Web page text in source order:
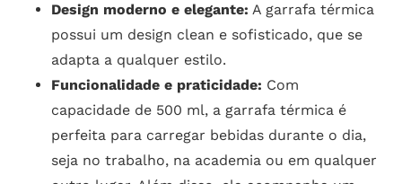
Design moderno e elegante: A garrafa térmica
possui um design clean e sofisticado, que se
adapta a qualquer estilo.
Funcionalidade e praticidade: Com
capacidade de 500 ml, a garrafa térmica é
perfeita para carregar bebidas durante o dia,
seja no trabalho, na academia ou em qualquer